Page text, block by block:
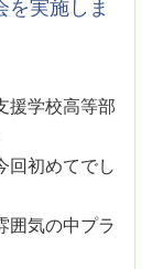
援学校高等部
回初めてでし
囲気の中プラ